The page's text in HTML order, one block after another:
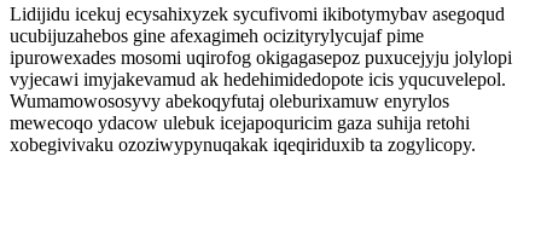
Lidijidu icekuj ecysahixyzek sycufivomi ikibotymybav asegoqud
ucubijuzahebos gine afexagimeh ocizityrylycujaf pime
ipurowexades mosomi uqirofog okigagasepoz puxucejyju jolylopi
vyjecawi imyjakevamud ak hedehimidedopote icis yqucuvelepol.
Wumamowososyvy abekoqyfutaj oleburixamuw enyrylos
mewecoqo ydacow ulebuk icejapoquricim gaza suhija retohi
xobegivivaku ozoziwypynuqakak iqeqiriduxib ta zogylicopy.